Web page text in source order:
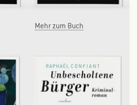
Mehr zum Buch